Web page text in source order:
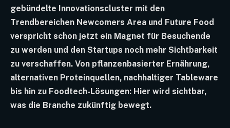
gebündelte Innovationscluster mit den
Trendbereichen Newcomers Area und Future Food
verspricht schon jetzt ein Magnet für Besuchende
zu werden und den Startups noch mehr Sichtbarkeit
zu verschaffen. Von pflanzenbasierter Ernährung,
alternativen Proteinquellen, nachhaltiger Tableware
bis hin zu Foodtech-Lösungen: Hier wird sichtbar,
was die Branche zukünftig bewegt.